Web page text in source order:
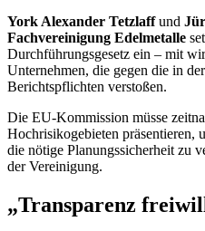
York Alexander Tetzlaffund
Fachvereinigung Edelmetalle
Durchführungsgesetz ein – mit
Unternehmen, die gegen die in
Berichtspflichten verstoßen.
Die EU-Kommission müsse
Hochrisikogebieten präsentieren,
die nötige Planungssicherheit zu
der Vereinigung.
„Transparenz